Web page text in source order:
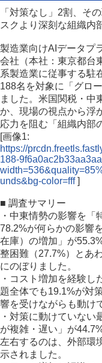
「対策なし」2割、そ
スクより深刻な組織内
製造業向けAIデータプ
会社（本社：東京都台
系製造業に従事する駐
188名を対象に「グロ
ました。米国関税・中
か、現場の視点から浮
応力を阻む「組織内部
[画像1:
https://
188-
unds&bg-color=fff]
■ 調査サマリー
・中東情勢の影響を「
78.2%が何らかの影響
在庫）の増加」が
整困難（27.7%）とあ
にのぼりました。
・コスト増加を経験
題全体でも19.1%が対
響を受けながらも動け
・対策に動けていな
が複雑・遅い」が
左右するのは、外部環
示されました。